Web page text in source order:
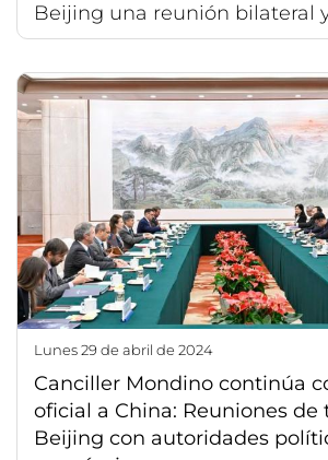
Beijing una reunión bilateral
lunes 29 de abril de 2024
Canciller Mondino continúa
oficial a China: Reuniones de
Beijing con autoridades